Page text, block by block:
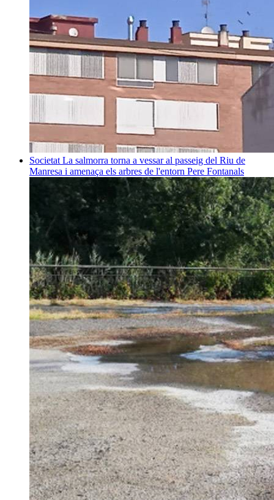
Societat La salmorra torna a vessar al passeig del Riu de
Manresa i amenaça els arbres de l'entorn Pere Fontanals